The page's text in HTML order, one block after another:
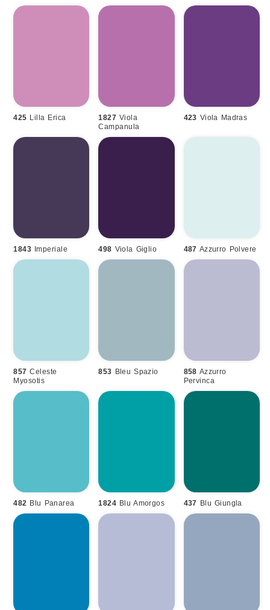
425 Lilla Erica 1827 Viola
Campanula
423 Viola Madras
1843 Imperiale 498 Viola Giglio 487 Azzurro Polvere
857 Celeste
Myosotis
853 Bleu Spazio 858 Azzurro
Pervinca
482 Blu Panarea 1824 Blu Amorgos 437 Blu Giungla